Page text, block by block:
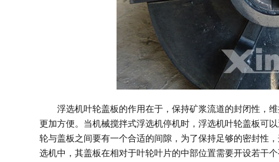
浮选机叶轮盖板的作用在于，保持矿浆流道的封闭性，维
更加方便。当机械搅拌式浮选机停机时，浮选机叶轮盖板可
轮与盖板之间要有一个合适的间隙，为了保持足够的密封性
选机中，其盖板在相对于叶轮叶片的中部位置需要开设若干